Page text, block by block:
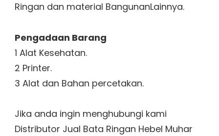
Ringan dan material BangunanLainnya.
Pengadaan Barang
1 Alat Kesehatan.
2 Printer.
3 Alat dan Bahan percetakan.
Jika anda ingin menghubungi kami
Distributor Jual Bata Ringan Hebel Muhar